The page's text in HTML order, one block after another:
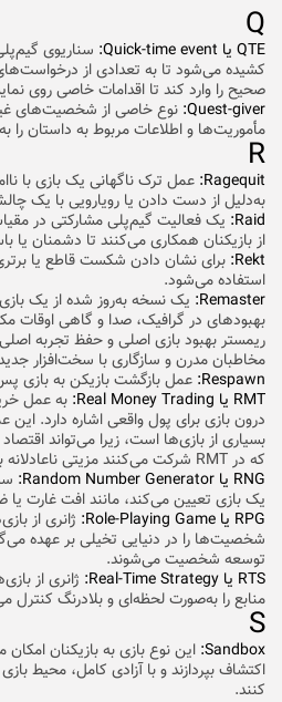
Q
QTE یا Quick-time event:
سناریوی
کشیده می‌شود تا به تعدادی از
صحیح را وارد کند تا اقدامات خاصی روی
Quest-giver: نوع خاصی از شخصیت‌های
مأموریت‌ها و اطلاعات مربوط به داستان را
R
Ragequit: عمل ترک ناگهانی یک بازی با
به‌دلیل از دست دادن یا رویارویی با یک
Raid: یک فعالیت گیم‌پلی مشارکتی در
از بازیکنان همکاری می‌کنند تا دشمنان
Rekt: برای نشان دادن شکست قاطع یا
استفاده می‌شود.
Remaster: یک نسخه به‌روز شده از یک
بهبودهای در گرافیک، صدا و گاهی اوقات
ریمستر بهبود بازی اصلی و حفظ تجربه
مخاطبان مدرن و سازگاری با سخت‌افزار
Respawn: عمل بازگشت بازیکن به
RMT یا Real Money Trading:
به عمل
درون بازی برای پول واقعی اشاره دارد.
بسیاری از بازی‌ها است، زیرا می‌تواند
که در RMT شرکت می‌کنند مزیتی ناعادلانه بدهد.
RNG یا Random Number Generator:
یک بازی تعیین می‌کند، مانند افت غارت
RPG یا Role-Playing Game:
ژانری از
شخصیت‌ها را در دنیایی تخیلی بر عهده
توسعه شخصیت می‌شوند.
RTS یا Real-Time Strategy:
ژانری از
منابع را به‌صورت لحظه‌ای و بلادرنگ کنترل
S
Sandbox: این نوع بازی به بازیکنان
اکتشاف بپردازند و با آزادی کامل، محیط
کنند.